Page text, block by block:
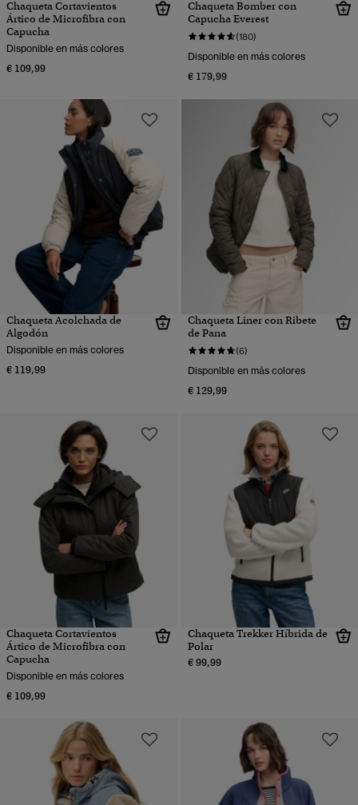
Chaqueta Cortavientos
Ártico de Microfibra con
Capucha
Disponible en más colores
€ 109,99
Chaqueta Bomber con
Capucha Everest
(180)
Disponible en más colores
€ 179,99
Chaqueta Acolchada de
Algodón
Disponible en más colores
€ 119,99
Chaqueta Liner con Ribete
de Pana
(6)
Disponible en más colores
€ 129,99
Chaqueta Cortavientos
Ártico de Microfibra con
Capucha
Disponible en más colores
€ 109,99
Chaqueta Trekker Híbrida de
Polar
€ 99,99